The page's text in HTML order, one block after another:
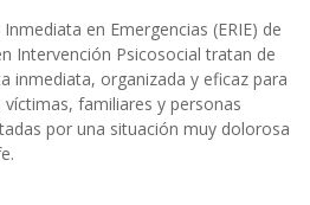
en Emergencias (ERIE) de
Intervención Psicosocial tratan de
inmediata, organizada y eficaz para
familiares y personas
por una situación muy dolorosa